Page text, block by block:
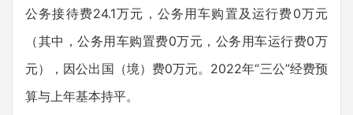
公务接待费24.1万元，公务用车购置及运行费0万元
（其中，公务用车购置费0万元，公务用车运行费0万
元），因公出国（境）费0万元。2022年“三公”经费预
算与上年基本持平。